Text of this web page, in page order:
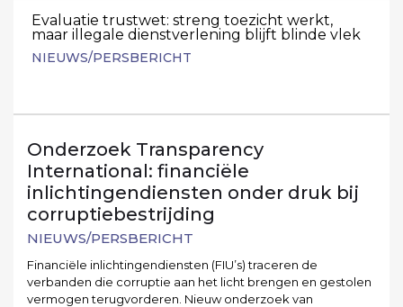
Evaluatie trustwet: streng toezicht werkt,
maar illegale dienstverlening blijft blinde vlek
NIEUWS/PERSBERICHT
Onderzoek Transparency
International: financiële
inlichtingendiensten onder druk bij
corruptiebestrijding
NIEUWS/PERSBERICHT
Financiële inlichtingendiensten (FIU’s) traceren de
verbanden die corruptie aan het licht brengen en gestolen
vermogen terugvorderen. Nieuw onderzoek van